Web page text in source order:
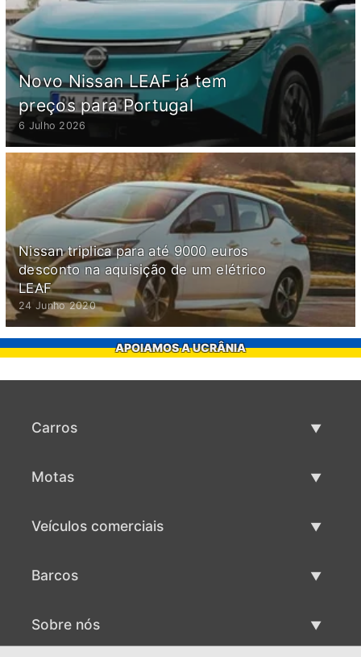
Novo Nissan LEAF já tem
preços para Portugal
6 Julho 2026
Nissan triplica para até 9000 euros
desconto na aquisição de um elétrico
LEAF
24 Junho 2020
APOIAMOS A UCRÂNIA
Carros
Motas
Veículos comerciais
Barcos
Venda de barcos
Sobre nós